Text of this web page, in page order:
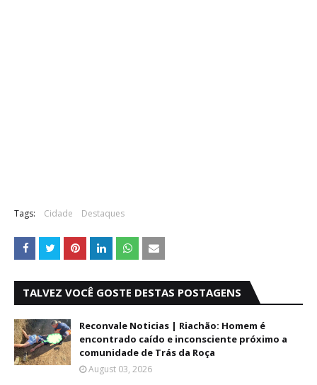
Tags: Cidade Destaques
TALVEZ VOCÊ GOSTE DESTAS POSTAGENS
Reconvale Noticias | Riachão: Homem é
encontrado caído e inconsciente próximo a
comunidade de Trás da Roça
August 03, 2026